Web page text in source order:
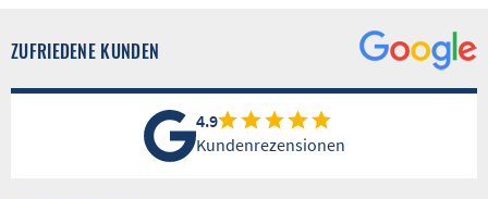
ZUFRIEDENE KUNDEN
4.9
Kundenrezensionen